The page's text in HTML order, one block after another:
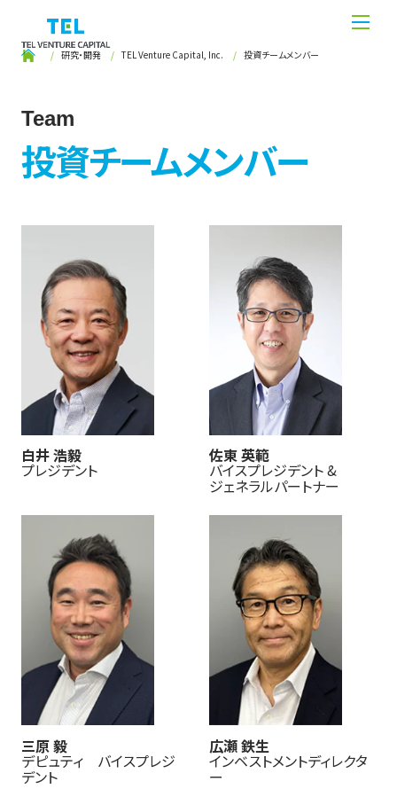
研究・開発 TEL Venture Capital, Inc. 投資チームメンバー
Team
投資チームメンバー
白井 浩毅
プレジデント
佐東 英範
バイスプレジデント &
ジェネラルパートナー
三原 毅
デピュティ バイスプレジ
デント
広瀬 鉄生
インベストメントディレクタ
ー